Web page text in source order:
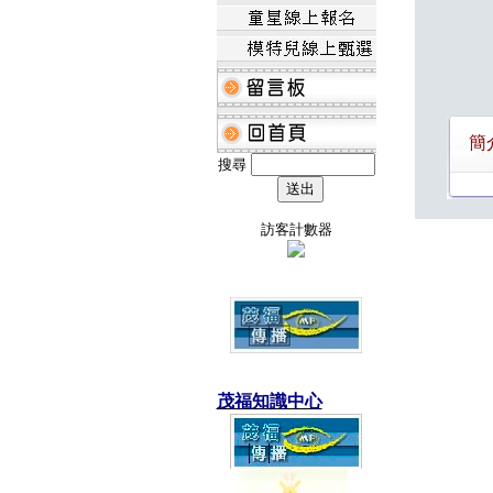
搜尋
訪客計數器
茂福知識中心
簡